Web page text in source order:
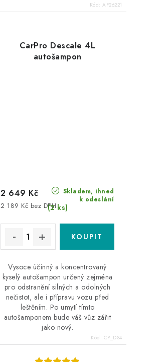
Kód:AF26221
CarPro Descale 4L
autošampon
Skladem, ihned
k odeslání
(2 ks)
2 189 Kč bez DPH
2 649 Kč
Vysoce účinný a koncentrovaný
kyselý autošampon určený zejména
pro odstranění silných a odolných
nečistot, ale i přípravu vozu před
leštěním. Po umytí tímto
autošamponem bude váš vůz zářit
jako nový.
Kód: CP_DS4